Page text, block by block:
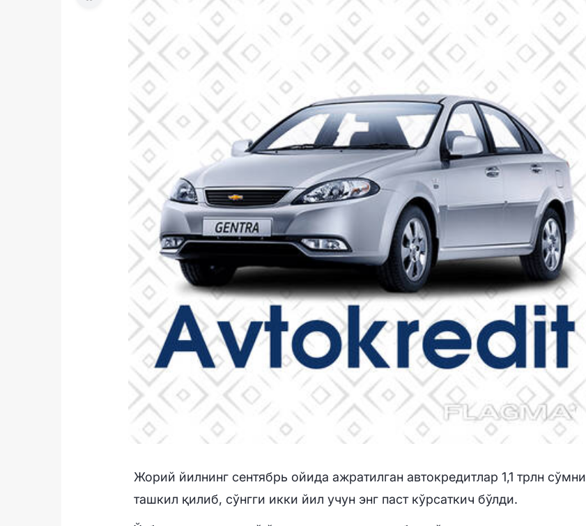
Жорий йилнинг сентябрь ойида ажратилган автокредитлар 1,1 трлн сўмни
ташкил қилиб, сўнгги икки йил учун энг паст кўрсаткич бўлди.